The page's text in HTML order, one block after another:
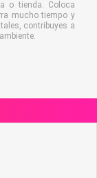
o tienda. Coloca
mucho tiempo y
contribuyes a